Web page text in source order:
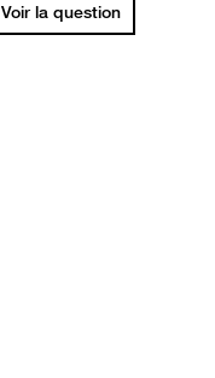
Voir la question